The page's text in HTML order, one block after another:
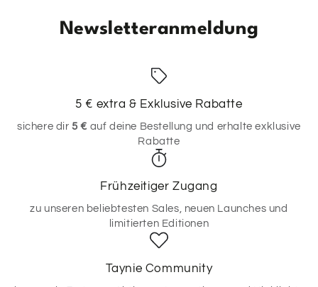
Newsletteranmeldung
5 € extra & Exklusive Rabatte
sichere dir 5 € auf deine Bestellung und erhalte exklusive
Rabatte
Frühzeitiger Zugang
zu unseren beliebtesten Sales, neuen Launches und
limitierten Editionen
Taynie Community